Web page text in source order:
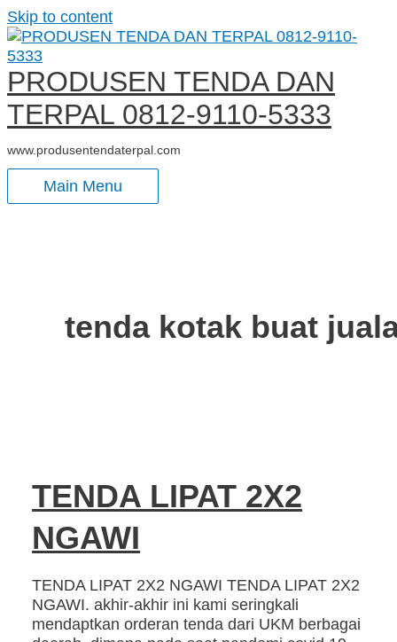
Skip to content
PRODUSEN TENDA DAN
TERPAL 0812-9110-5333
www.produsentendaterpal.com
Main Menu
tenda kotak buat
TENDA LIPAT 2X2
NGAWI
TENDA LIPAT 2X2 NGAWI TENDA LIPAT 2X2
NGAWI. akhir-akhir ini kami seringkali
mendaptkan orderan tenda dari UKM berbagai